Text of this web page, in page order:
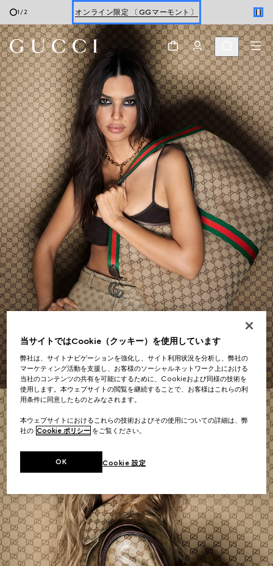
1 /2 オンライン限定 〔GGマーモント〕
最新ウォレット ウィメンズ＆メンズ
オンライン限定 〔GGマーモント〕
スクロールで さらに見る
当サイトではCookie（クッキー）を使用しています
弊社は、サイトナビゲーションを強化し、サイト利用状況を分析し、弊社の
マーケティング活動を支援し、お客様のソーシャルネットワーク上における
当社のコンテンツの共有を可能にするために、Cookieおよび同様の技術を
使用します。本ウェブサイトの閲覧を継続することで、お客様はこれらの利
用条件に同意したものとみなされます。
本ウェブサイトにおけるこれらの技術およびその使用についての詳細は、弊
社の Cookie ポリシー をご覧ください。
Cookie 設定
OK